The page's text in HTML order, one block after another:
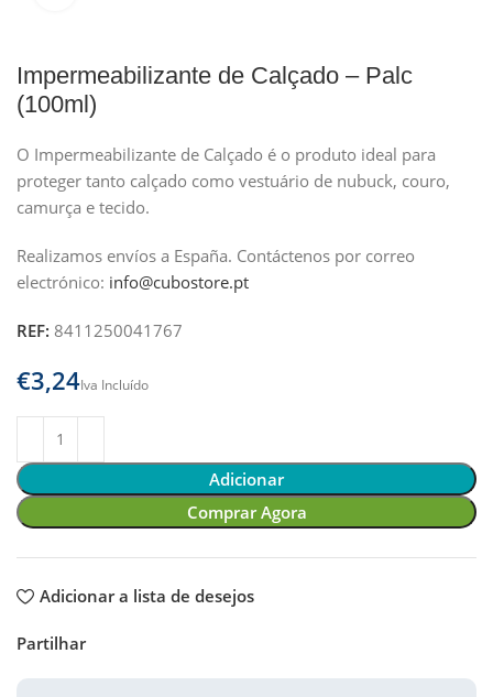
Impermeabilizante de Calçado – Palc
(100ml)
O Impermeabilizante de Calçado é o produto ideal para
proteger tanto calçado como vestuário de nubuck, couro,
camurça e tecido.
Realizamos envíos a España. Contáctenos por correo
electrónico: info@cubostore.pt
REF:8411250041767
€
Adicionar
Comprar Agora
Adicionar a lista de desejos
Partilhar